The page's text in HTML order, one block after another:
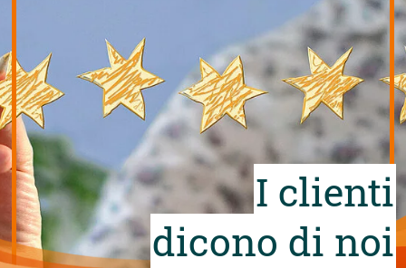
I clienti
dicono di noi